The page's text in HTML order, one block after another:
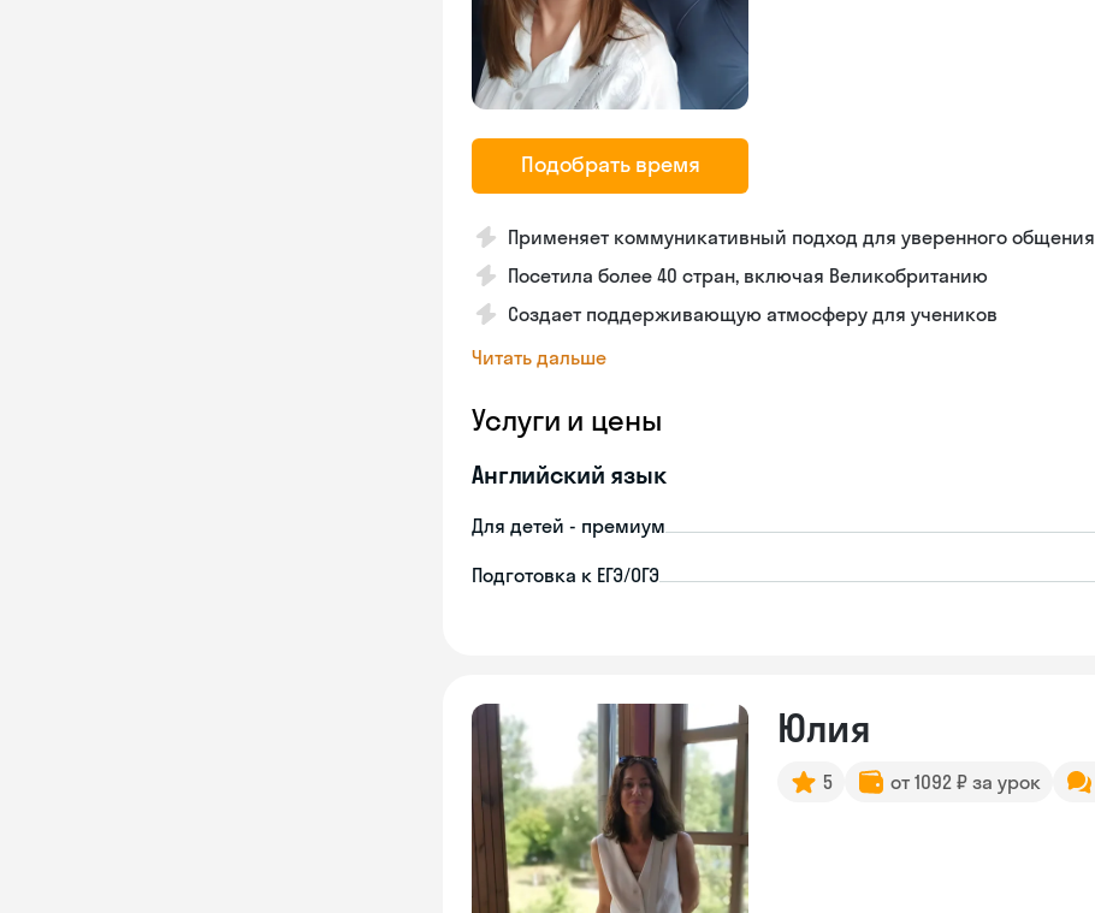
Подобрать время
Применяет коммуникативный подход для уверенного общения
Посетила более 40 стран, включая Великобританию
Создает поддерживающую атмосферу для учеников
Читать дальше
Услуги и цены
Английский язык
Для детей - премиум
Подготовка к ЕГЭ/ОГЭ
Юлия
5 от 1092 ₽ за урок